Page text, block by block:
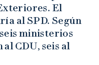
El
al SPD. Según
ministerios
CDU, seis al